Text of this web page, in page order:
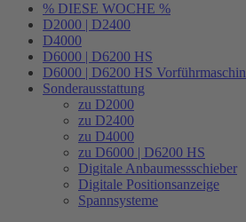
% DIESE WOCHE %
D2000 | D2400
D4000
D6000 | D6200 HS
D6000 | D6200 HS
Sonderausstattung
zu D2000
zu D2400
zu D4000
zu D6000 | D6200 HS
Digitale Anbaumessschieber
Digitale Positionsanzeige
Spannsysteme